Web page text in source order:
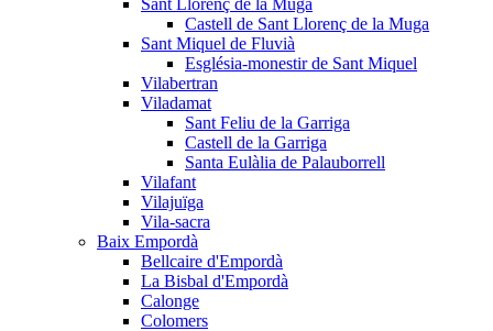
Sant Llorenç de la Muga
Castell de Sant Llorenç de la Muga
Sant Miquel de Fluvià
Església-monestir de Sant Miquel
Vilabertran
Viladamat
Sant Feliu de la Garriga
Castell de la Garriga
Santa Eulàlia de Palauborrell
Vilafant
Vilajuïga
Vila-sacra
Baix Empordà
Bellcaire d'Empordà
La Bisbal d'Empordà
Calonge
Colomers